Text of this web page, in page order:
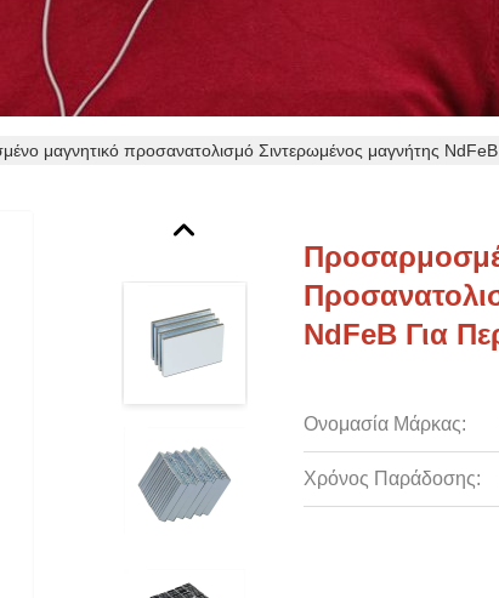
μαγνητικό προσανατολισμό Σιντερωμένος μαγνήτης
NdFeB Για
Ονομασία Μάρκας:
Χρόνος Παράδοσης: